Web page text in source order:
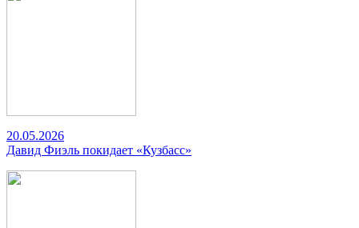
20.05.2026
Давид Фиэль покидает «Кузбасс»